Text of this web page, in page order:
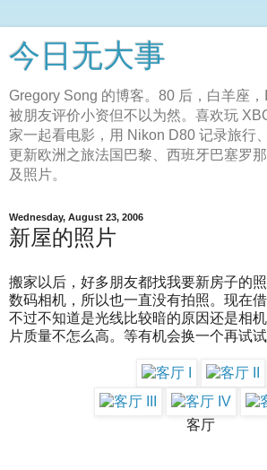
今日无大事
Gregory Song 的博客。80 后，白羊座，
被朋友评价小资但不以为然。喜欢玩
家一起看电影，用 Nikon D80 记录旅行
更新欧洲之旅法国巴黎、西班牙巴塞罗
及照片。
Wednesday, August 23, 2006
新屋的照片
搬家以后，好多朋友都找我要新房子的
数码相机，所以也一直没有拍照。现在借
不过不知道是光线比较暗的原因还是相
片质量不怎么高。等有机会换一个再试
客厅